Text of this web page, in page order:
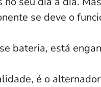
se deve o
bateria, está
é o